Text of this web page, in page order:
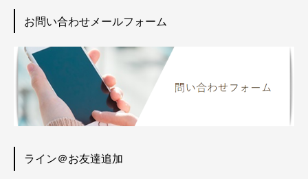
お問い合わせメールフォーム
ライン＠お友達追加